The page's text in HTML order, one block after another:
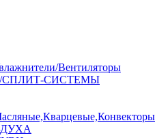
Вентиляторы
СИСТЕМЫ